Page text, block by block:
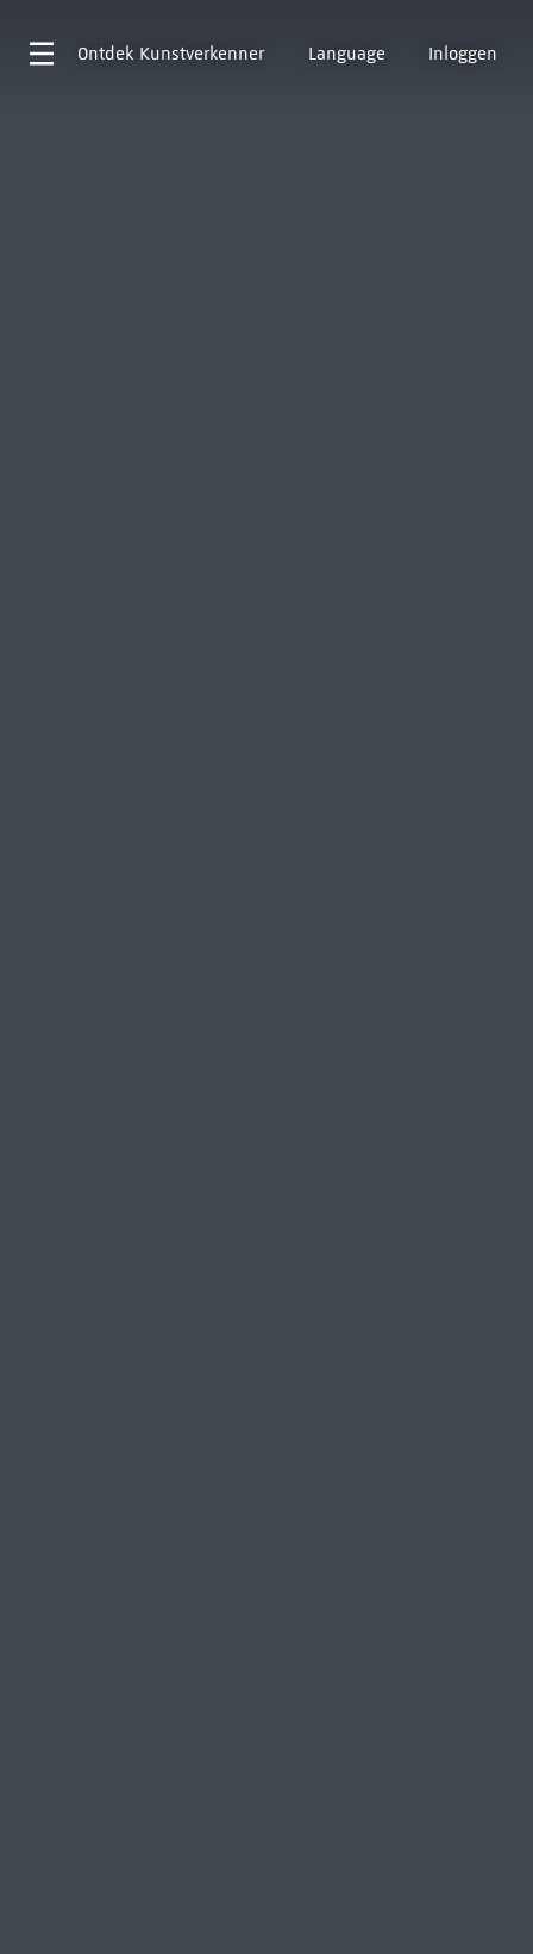
Ontdek Kunstverkenner Language Inloggen